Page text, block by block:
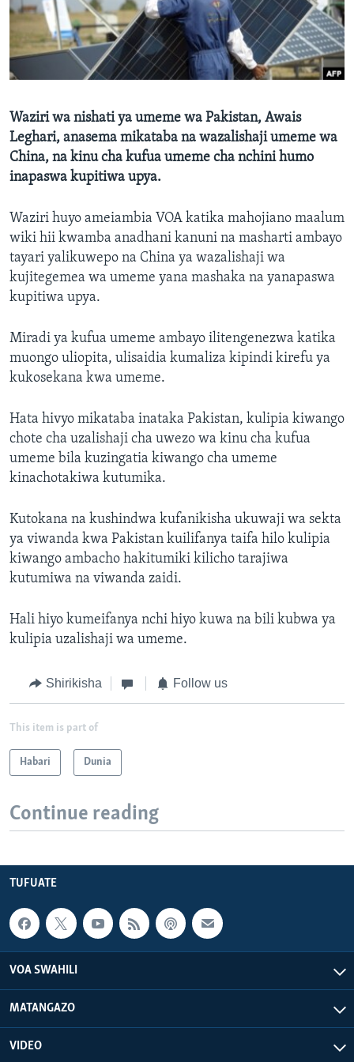
Waziri wa nishati ya umeme wa Pakistan, Awais
Leghari, anasema mikataba na wazalishaji umeme wa
China, na kinu cha kufua umeme cha nchini humo
inapaswa kupitiwa upya.
Waziri huyo ameiambia VOA katika mahojiano maalum
wiki hii kwamba anadhani kanuni na masharti ambayo
tayari yalikuwepo na China ya wazalishaji wa
kujitegemea wa umeme yana mashaka na yanapaswa
kupitiwa upya.
Miradi ya kufua umeme ambayo ilitengenezwa katika
muongo uliopita, ulisaidia kumaliza kipindi kirefu ya
kukosekana kwa umeme.
Hata hivyo mikataba inataka Pakistan, kulipia kiwango
chote cha uzalishaji cha uwezo wa kinu cha kufua
umeme bila kuzingatia kiwango cha umeme
kinachotakiwa kutumika.
Kutokana na kushindwa kufanikisha ukuwaji wa sekta
ya viwanda kwa Pakistan kuilifanya taifa hilo kulipia
kiwango ambacho hakitumiki kilicho tarajiwa
kutumiwa na viwanda zaidi.
Hali hiyo kumeifanya nchi hiyo kuwa na bili kubwa ya
kulipia uzalishaji wa umeme.
Shirikisha Follow us
This item is part of
Habari Dunia
Continue reading
TUFUATE
VOA SWAHILI
MATANGAZO
VIDEO